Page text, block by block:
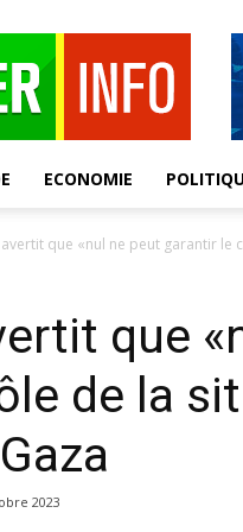
ECONOMIE
avertit que «nul ne peut garantir le
que
de la
2023